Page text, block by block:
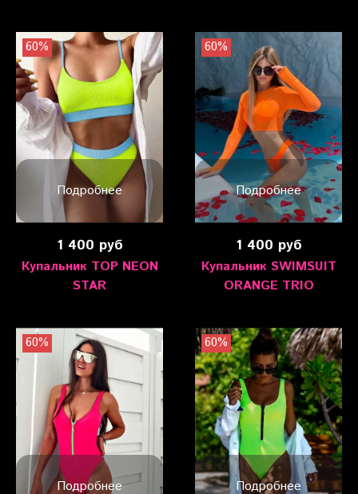
Подробнее
60%
1 400 руб
Купальник TOP NEON
STAR
Подробнее
60%
1 400 руб
Купальник SWIMSUIT
ORANGE TRIO
Подробнее
60%
Подробнее
60%